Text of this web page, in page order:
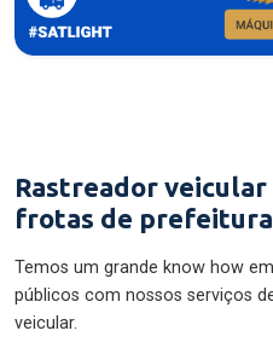
Rastreador
frotas de
Temos um grande know how
públicos com nossos serviços
veicular.